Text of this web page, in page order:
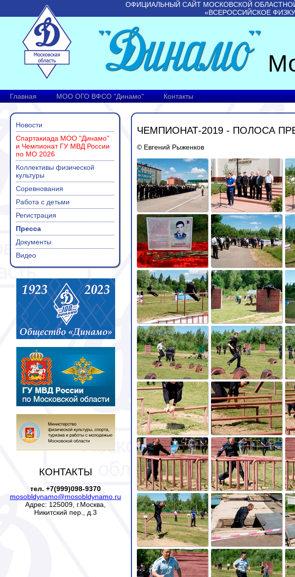
ОФИЦИАЛЬНЫЙ САЙТ МОСКОВСКОЙ
«ВСЕРОССИЙСКОЕ
Главная МОО ОГО ВФСО "Динамо" Контакты
Новости
Спартакиада МОО "Динамо"
и Чемпионат ГУ МВД России
по МО 2026
Коллективы физической
культуры
Соревнования
Работа с детьми
Регистрация
Пресса
Документы
Видео
КОНТАКТЫ
тел. +7(999)098-9370
mosobldynamo@mosobldynamo.ru
Адрес: 125009, г.Москва,
Никитский пер., д.3
ЧЕМПИОНАТ-2019 - ПОЛОСА
© Евгений Рыженков